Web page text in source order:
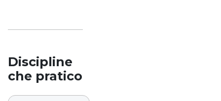
Discipline
che pratico